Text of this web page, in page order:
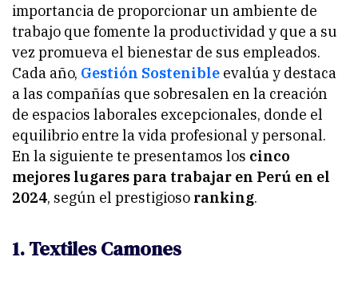
importancia de proporcionar un ambiente de
trabajo que fomente la productividad y que a su
vez promueva el bienestar de sus empleados.
Cada año, Gestión Sostenible evalúa y destaca
a las compañías que sobresalen en la creación
de espacios laborales excepcionales, donde el
equilibrio entre la vida profesional y personal.
En la siguiente te presentamos los cinco
mejores lugares para trabajar en Perú en el
2024, según el prestigioso ranking.
1. Textiles Camones